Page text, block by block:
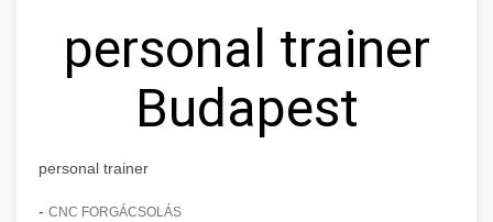
personal trainer
Budapest
personal trainer
- CNC FORGÁCSOLÁS